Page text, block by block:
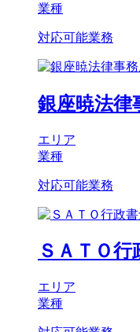
業種
対応可能業務
銀座暁法律
エリア
業種
対応可能業務
ＳＡＴＯ行
エリア
業種